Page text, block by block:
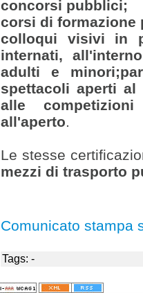
concorsi pubblici;
corsi di formazione
colloqui visivi in
internati,
adulti e
spettacoli aperti
alle
all'aperto.
Le stesse
mezzi di trasporto
Comunicato stampa
Tags: -